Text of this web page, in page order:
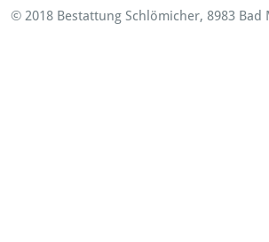
© 2018 Bestattung Schlömicher, 8983